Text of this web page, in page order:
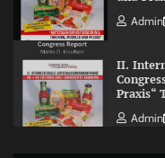
Admin
II.
Praxis“
Admin